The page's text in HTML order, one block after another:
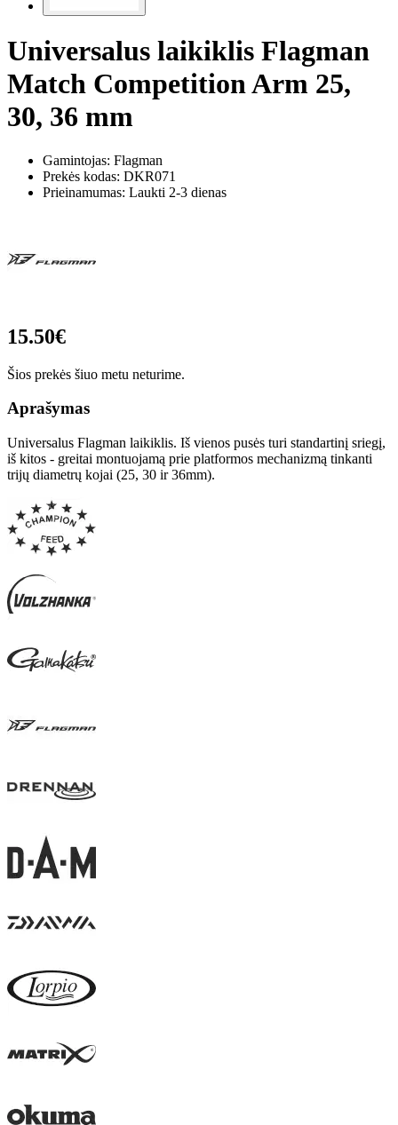
Universalus laikiklis Flagman
Match Competition Arm 25,
30, 36 mm
Gamintojas: Flagman
Prekės kodas: DKR071
Prieinamumas: Laukti 2-3 dienas
15.50€
Šios prekės šiuo metu neturime.
Aprašymas
Universalus Flagman laikiklis. Iš vienos pusės turi standartinį sriegį,
iš kitos - greitai montuojamą prie platformos mechanizmą tinkanti
trijų diametrų kojai (25, 30 ir 36mm).